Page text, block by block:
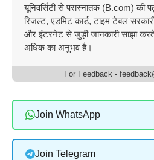
यूनिवर्सिटी से परास्नातक (B.com) की
रिजल्ट, एडमिट कार्ड, टाइम टेबल
और इंटरनेट से जुड़ी जानकारी साझा
अधिक का अनुभव है।
For Feedback -
Join WhatsApp
Join Telegram